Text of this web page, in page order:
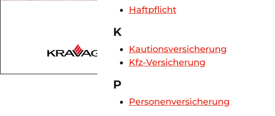
Haftpflicht
K
Kautionsversicherung
Kfz-Versicherung
P
Personenversicherung